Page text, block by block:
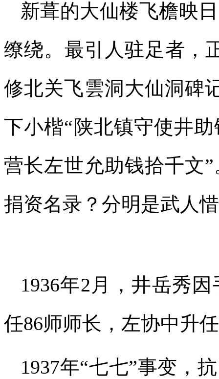
新葺的大仙楼飞檐映
缭绕。最引人驻足者
修北关飞雲洞大仙洞碑
下小楷“陕北镇守使井
营长左世允助钱拾千文
捐资名录？分明是武人
1936年2月，井岳秀
任86师师长，左协中升
1937年“七七”事变，